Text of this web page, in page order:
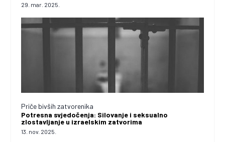
29. mar. 2025.
Priče bivših zatvorenika
Potresna svjedočenja: Silovanje i seksualno
zlostavljanje u izraelskim zatvorima
13. nov. 2025.